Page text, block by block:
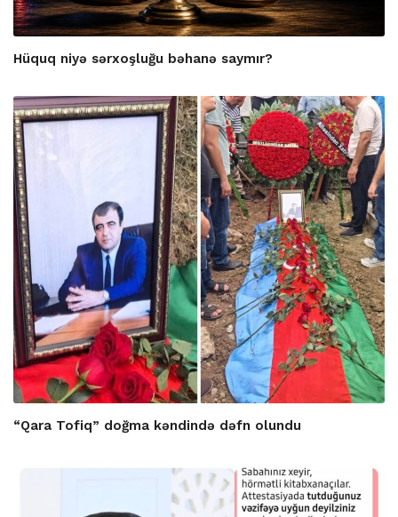
Hüquq niyə sərxoşluğu bəhanə saymır?
“Qara Tofiq” doğma kəndində dəfn olundu